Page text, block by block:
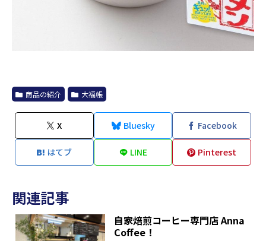
商品の紹介 大福帳
X Bluesky Facebook
はてブ LINE Pinterest
関連記事
自家焙煎コーヒー専門店 Anna
Coffee！